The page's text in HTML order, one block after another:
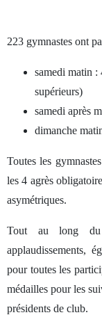
223 gymnastes ont
samedi matin
supérieurs)
samedi après
dimanche
Toutes les
les 4 agrès
asymétriques.
Tout au long du
applaudissements,
pour toutes les
médailles pour les
présidents de club.